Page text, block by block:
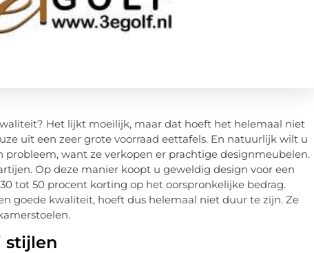
Het lijkt moeilijk, maar dat hoeft het helemaal niet
uit een zeer grote voorraad eettafels. En natuurlijk wilt u
probleem, want ze verkopen er prachtige designmeubelen.
Op deze manier koopt u geweldig design voor een
tot 50 procent korting op het oorspronkelijke bedrag.
goede kwaliteit, hoeft dus helemaal niet duur te zijn. Ze
stijlen